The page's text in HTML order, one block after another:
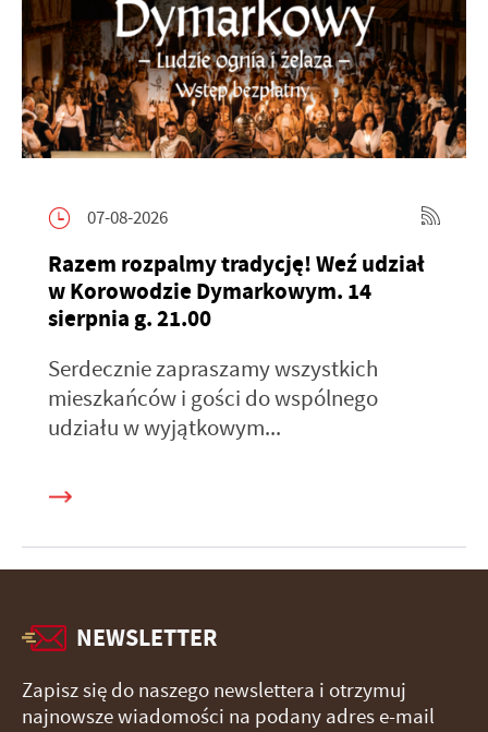
07-08-2026
Razem rozpalmy tradycję! Weź udział
w Korowodzie Dymarkowym. 14
sierpnia g. 21.00
Serdecznie zapraszamy wszystkich
mieszkańców i gości do wspólnego
udziału w wyjątkowym...
NEWSLETTER
Zapisz się do naszego newslettera i otrzymuj
najnowsze wiadomości na podany adres e-mail